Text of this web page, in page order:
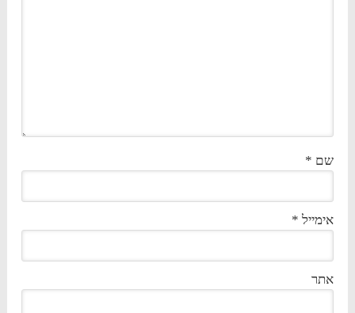
שם *
אימייל *
אתר